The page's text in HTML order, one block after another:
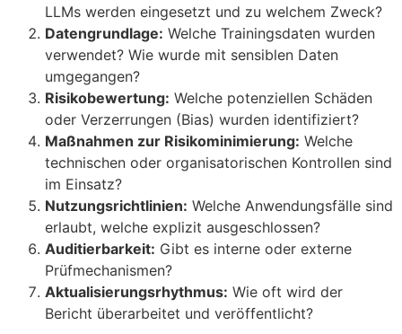
LLMs werden eingesetzt und zu welchem Zweck?
Datengrundlage: Welche Trainingsdaten wurden
verwendet? Wie wurde mit sensiblen Daten
umgegangen?
Risikobewertung: Welche potenziellen Schäden
oder Verzerrungen (Bias) wurden identifiziert?
Maßnahmen zur Risikominimierung: Welche
technischen oder organisatorischen Kontrollen sind
im Einsatz?
Nutzungsrichtlinien: Welche Anwendungsfälle sind
erlaubt, welche explizit ausgeschlossen?
Auditierbarkeit: Gibt es interne oder externe
Prüfmechanismen?
Aktualisierungsrhythmus: Wie oft wird der
Bericht überarbeitet und veröffentlicht?